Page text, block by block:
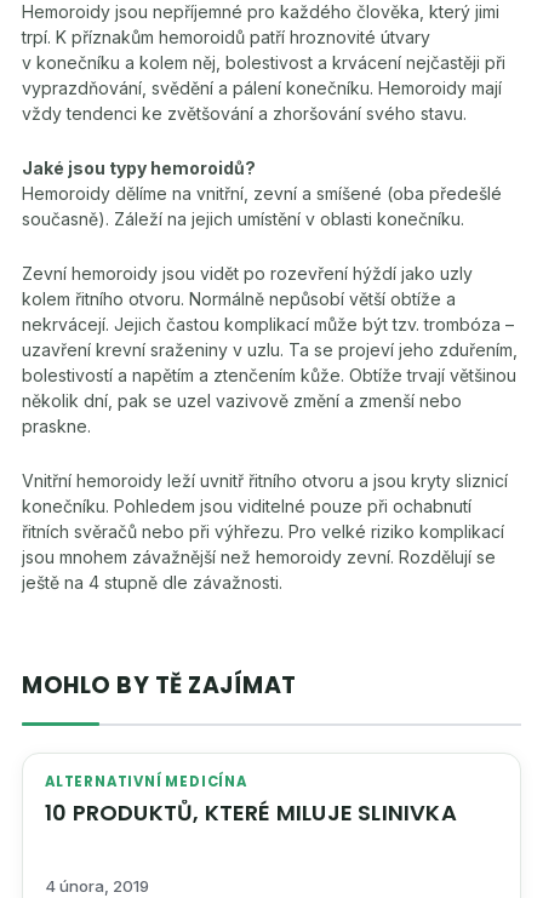
Hemoroidy jsou nepříjemné pro každého člověka, který jimi
trpí. K příznakům hemoroidů patří hroznovité útvary
v konečníku a kolem něj, bolestivost a krvácení nejčastěji při
vyprazdňování, svědění a pálení konečníku. Hemoroidy mají
vždy tendenci ke zvětšování a zhoršování svého stavu.
Jaké jsou typy hemoroidů?
Hemoroidy dělíme na vnitřní, zevní a smíšené (oba předešlé
současně). Záleží na jejich umístění v oblasti konečníku.
Zevní hemoroidy jsou vidět po rozevření hýždí jako uzly
kolem řitního otvoru. Normálně nepůsobí větší obtíže a
nekrvácejí. Jejich častou komplikací může být tzv. trombóza –
uzavření krevní sraženiny v uzlu. Ta se projeví jeho zduřením,
bolestivostí a napětím a ztenčením kůže. Obtíže trvají většinou
několik dní, pak se uzel vazivově změní a zmenší nebo
praskne.
Vnitřní hemoroidy leží uvnitř řitního otvoru a jsou kryty sliznicí
konečníku. Pohledem jsou viditelné pouze při ochabnutí
řitních svěračů nebo při výhřezu. Pro velké riziko komplikací
jsou mnohem závažnější než hemoroidy zevní. Rozdělují se
ještě na 4 stupně dle závažnosti.
MOHLO BY TĚ ZAJÍMAT
ALTERNATIVNÍ MEDICÍNA
10 PRODUKTŮ, KTERÉ MILUJE SLINIVKA
4 února, 2019